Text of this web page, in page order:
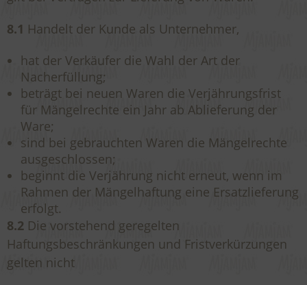
8.1 Handelt der Kunde als Unternehmer,
hat der Verkäufer die Wahl der Art der
Nacherfüllung;
beträgt bei neuen Waren die Verjährungsfrist
für Mängelrechte ein Jahr ab Ablieferung der
Ware;
sind bei gebrauchten Waren die Mängelrechte
ausgeschlossen;
beginnt die Verjährung nicht erneut, wenn im
Rahmen der Mängelhaftung eine Ersatzlieferung
erfolgt.
8.2 Die vorstehend geregelten
Haftungsbeschränkungen und Fristverkürzungen
gelten nicht